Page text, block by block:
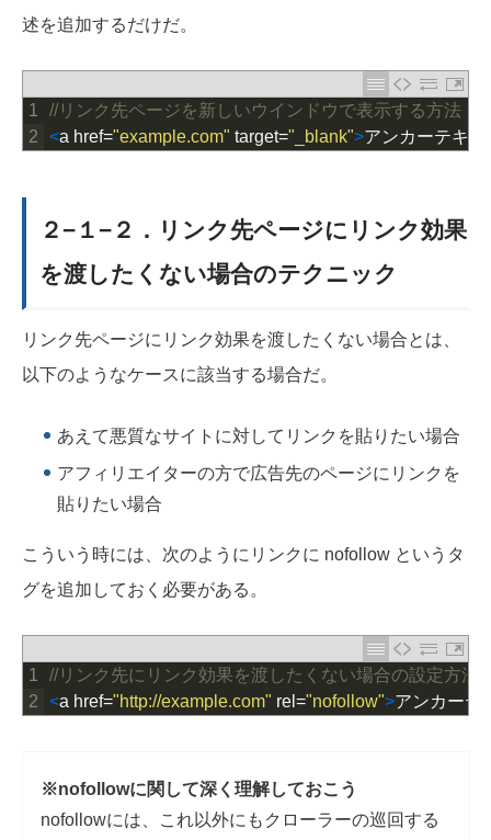
述を追加するだけだ。
1
2
//リンク先ページを新しいウインドウで表示する方法
<a href="example.com" target="_blank">アンカーテキス
２−１−２．リンク先ページにリンク効果
を渡したくない場合のテクニック
リンク先ページにリンク効果を渡したくない場合とは、
以下のようなケースに該当する場合だ。
あえて悪質なサイトに対してリンクを貼りたい場合
アフィリエイターの方で広告先のページにリンクを
貼りたい場合
こういう時には、次のようにリンクに nofollow というタ
グを追加しておく必要がある。
1
2
//リンク先にリンク効果を渡したくない場合の設定方法
<a href="http://example.com" rel ="nofollow">アンカーテ
※nofollowに関して深く理解しておこう
nofollowには、これ以外にもクローラーの巡回する